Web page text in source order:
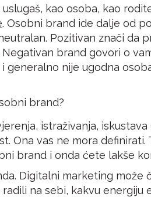
uslugaš, kao osoba, kao
. Osobni brand ide dalje od
Pozitivan znači da
brand govori o
generalno nije ugodna
brand?
istraživanja,
Ona vas ne mora definirati.
brand i onda ćete lakše
Digitalni marketing može
na sebi, kakvu energiju